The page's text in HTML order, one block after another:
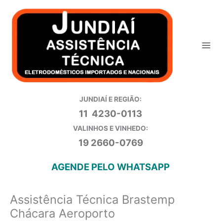
para
JUNDIAÍ E REGIÃO:
11 4230-0113
VALINHOS E VINHEDO:
19 2660-0769
AGENDE PELO WHATSAPP
Assistência Técnica Brastemp
Chácara Aeroporto